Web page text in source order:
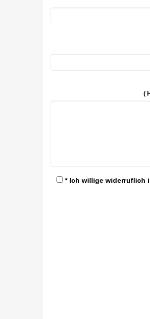
(
* Ich willige widerruflich